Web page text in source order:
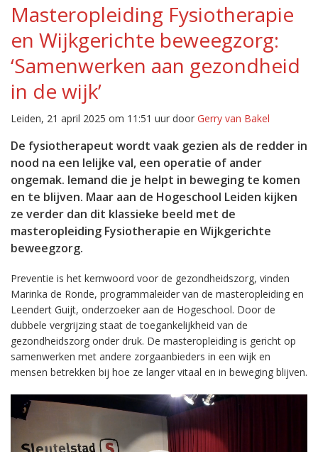
Masteropleiding Fysiotherapie
en Wijkgerichte beweegzorg:
‘Samenwerken aan gezondheid
in de wijk’
Leiden, 21 april 2025 om 11:51 uur door Gerry van Bakel
De fysiotherapeut wordt vaak gezien als de redder in
nood na een lelijke val, een operatie of ander
ongemak. Iemand die je helpt in beweging te komen
en te blijven. Maar aan de Hogeschool Leiden kijken
ze verder dan dit klassieke beeld met de
masteropleiding Fysiotherapie en Wijkgerichte
beweegzorg.
Preventie is het kernwoord voor de gezondheidszorg, vinden
Marinka de Ronde, programmaleider van de masteropleiding en
Leendert Guijt, onderzoeker aan de Hogeschool. Door de
dubbele vergrijzing staat de toegankelijkheid van de
gezondheidszorg onder druk. De masteropleiding is gericht op
samenwerken met andere zorgaanbieders in een wijk en
mensen betrekken bij hoe ze langer vitaal en in beweging blijven.
Videospeler